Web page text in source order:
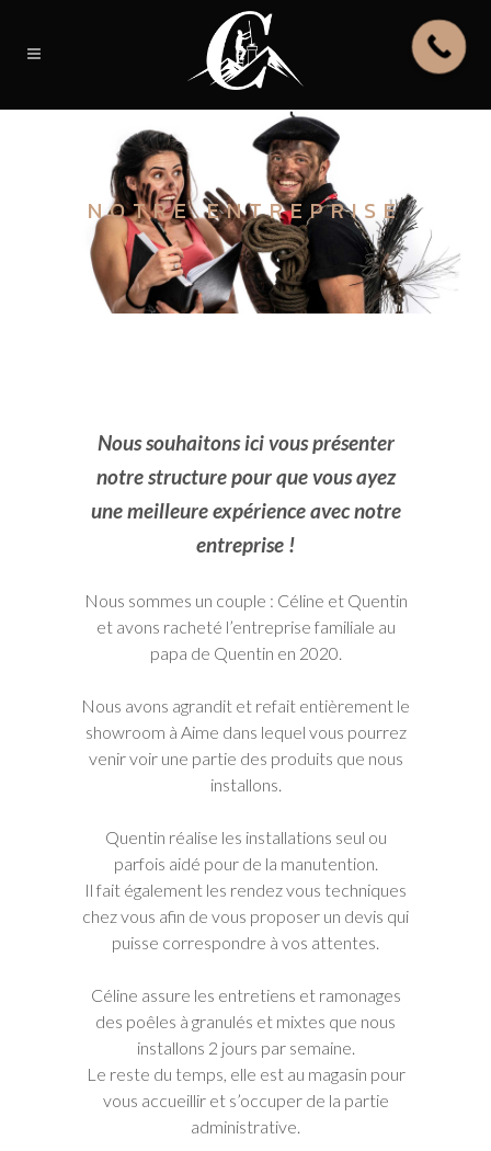
NOTRE ENTREPRISE
Nous souhaitons ici vous présenter
notre structure pour que vous ayez
une meilleure expérience avec notre
entreprise !
Nous sommes un couple : Céline et Quentin
et avons racheté l’entreprise familiale au
papa de Quentin en 2020.
Nous avons agrandit et refait entièrement le
showroom à Aime dans lequel vous pourrez
venir voir une partie des produits que nous
installons.
Quentin réalise les installations seul ou
parfois aidé pour de la manutention.
Il fait également les rendez vous techniques
chez vous afin de vous proposer un devis qui
puisse correspondre à vos attentes.
Céline assure les entretiens et ramonages
des poêles à granulés et mixtes que nous
installons 2 jours par semaine.
Le reste du temps, elle est au magasin pour
vous accueillir et s’occuper de la partie
administrative.